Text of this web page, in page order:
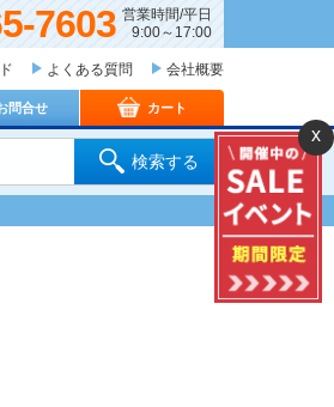
7603 営業時間/平日
9:00～17:00
よくある質問 会社概要
問合せ カート
検索する
x